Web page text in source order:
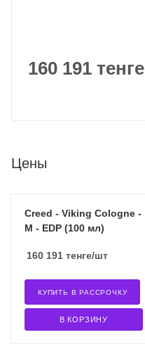
160 191 тенге
Цены
Creed - Viking Cologne -
M - EDP (100 мл)
160 191 тенге/шт
В КОРЗИНУ
КУПИТЬ В РАССРОЧКУ